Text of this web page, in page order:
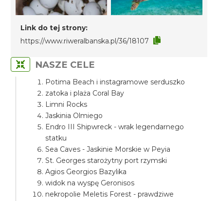
Link do tej strony:
https://www.riweralbanska.pl/36/18107
NASZE CELE
Potima Beach i instagramowe serduszko
zatoka i plaża Coral Bay
Limni Rocks
Jaskinia Olmiego
Endro III Shipwreck - wrak legendarnego
statku
Sea Caves - Jaskinie Morskie w Peyia
St. Georges starożytny port rzymski
Agios Georgios Bazylika
widok na wyspę Geronisos
nekropolie Meletis Forest - prawdziwe